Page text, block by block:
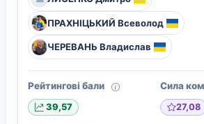
ПРАХНІЦЬКИЙ Всеволод
ЧЕРЕВАНЬ Владислав
Рейтингові бали
39,57
Сила
27,08